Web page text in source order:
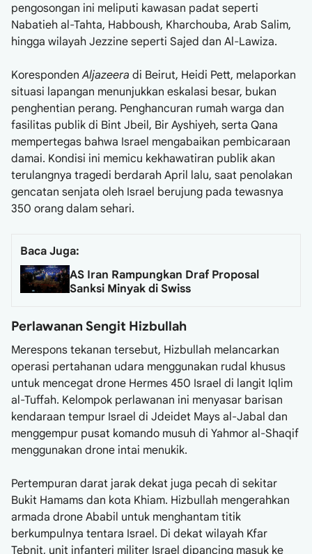
pengosongan ini meliputi kawasan padat seperti
Nabatieh al-Tahta, Habboush, Kharchouba, Arab Salim,
hingga wilayah Jezzine seperti Sajed dan Al-Lawiza.
KorespondenAljazeera di Beirut, Heidi Pett, melaporkan
situasi lapangan menunjukkan eskalasi besar, bukan
penghentian perang. Penghancuran rumah warga dan
fasilitas publik di Bint Jbeil, Bir Ayshiyeh, serta Qana
mempertegas bahwa Israel mengabaikan pembicaraan
damai. Kondisi ini memicu kekhawatiran publik akan
terulangnya tragedi berdarah April lalu, saat penolakan
gencatan senjata oleh Israel berujung pada tewasnya
350 orang dalam sehari.
Baca Juga:
AS Iran Rampungkan Draf Proposal
Sanksi Minyak di Swiss
Perlawanan Sengit Hizbullah
Merespons tekanan tersebut, Hizbullah melancarkan
operasi pertahanan udara menggunakan rudal khusus
untuk mencegat drone Hermes 450 Israel di langit Iqlim
al-Tuffah. Kelompok perlawanan ini menyasar barisan
kendaraan tempur Israel di Jdeidet Mays al-Jabal dan
menggempur pusat komando musuh di Yahmor al-Shaqif
menggunakan drone intai menukik.
Pertempuran darat jarak dekat juga pecah di sekitar
Bukit Hamams dan kota Khiam. Hizbullah mengerahkan
armada drone Ababil untuk menghantam titik
berkumpulnya tentara Israel. Di dekat wilayah Kfar
Tebnit, unit infanteri militer Israel dipancing masuk ke